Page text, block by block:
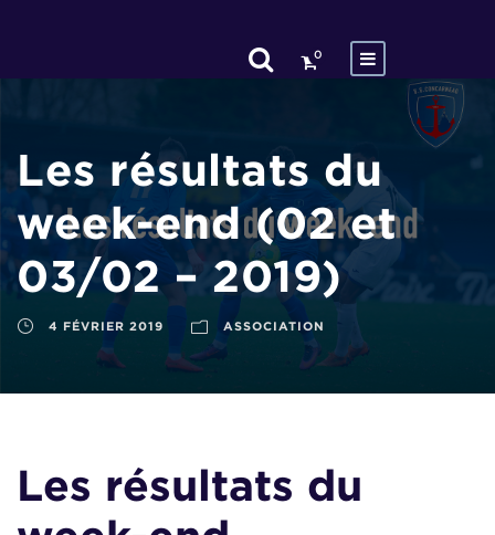
0
Les résultats du
week-end (02 et
03/02 – 2019)
4 FÉVRIER 2019 ASSOCIATION
Les résultats du